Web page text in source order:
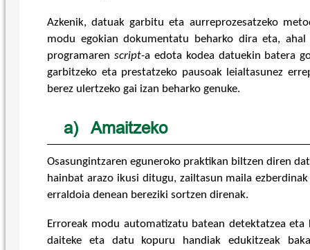
Azkenik, datuak garbitu eta aurreprozesatzeko
modu egokian dokumentatu beharko dira eta,
programaren script-a edota kodea datuekin batera
garbitzeko eta prestatzeko pausoak leialtasunez
berez ulertzeko gai izan beharko genuke.
a) Amaitzeko
Osasungintzaren eguneroko praktikan biltzen diren
hainbat arazo ikusi ditugu, zailtasun maila
erraldoia denean bereziki sortzen direnak.
Erroreak modu automatizatu batean detektatzea eta
daiteke eta datu kopuru handiak edukitzeak